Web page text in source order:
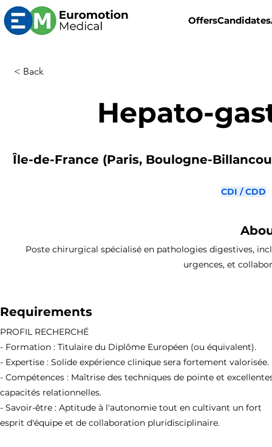
OffersCandidates
< Back
Hepato-
Île-de-France (Paris, Boulogne-
CDI / CDD
Poste chirurgical spécialisé en pathologies digestives,
urgences, et
Requirements
PROFIL RECHERCHÉ
- Formation : Titulaire du Diplôme Européen (ou équivalent).
- Expertise : Solide expérience clinique sera fortement valorisée.
- Compétences : Maîtrise des techniques de pointe et
capacités relationnelles.
- Savoir-être : Aptitude à l'autonomie tout en cultivant un fort
esprit d'équipe et de collaboration pluridisciplinaire.